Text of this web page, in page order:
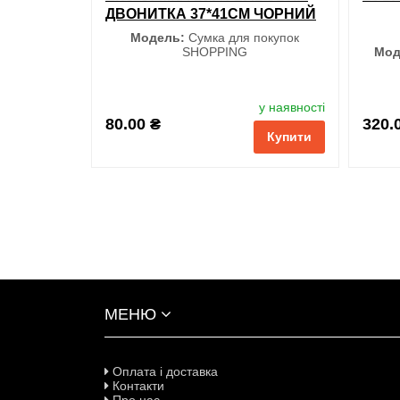
ДВОНИТКА 37*41СМ ЧОРНИЙ
Модель: Сумка для покупок
SHOPPING
80.00 ₴
у наявності
Купити
S
МЕНЮ
Оплата і доставка
Контакти